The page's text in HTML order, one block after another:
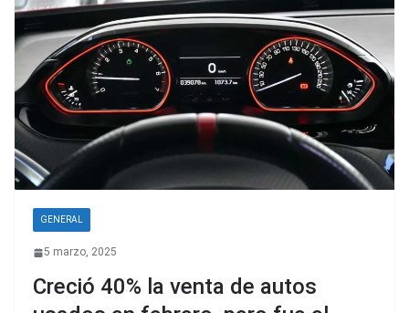
GENERAL
5 marzo, 2025
Creció 40% la venta de autos